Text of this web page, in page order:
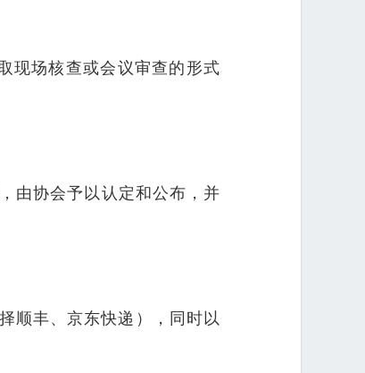
现场核查或会议审查的形式
由协会予以认定和公布，并
顺丰、京东快递），同时以